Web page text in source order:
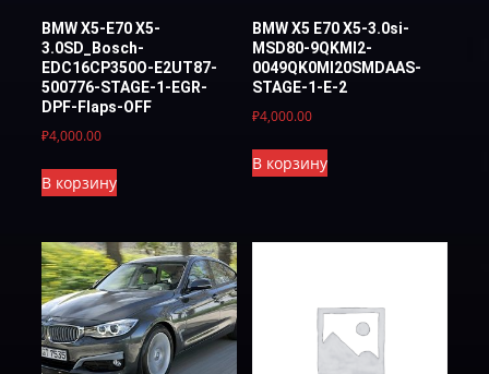
BMW X5-E70 X5-
3.0SD_Bosch-
EDC16CP350O-E2UT87-
500776-STAGE-1-EGR-
DPF-Flaps-OFF
₽4,000.00
В корзину
BMW X5 E70 X5-3.0si-
MSD80-9QKMI2-
0049QK0MI20SMDAAS-
STAGE-1-E-2
₽4,000.00
В корзину